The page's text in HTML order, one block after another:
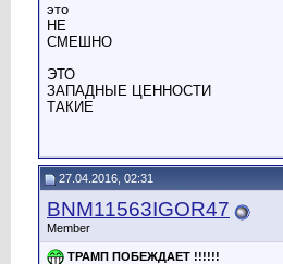
это
НЕ
СМЕШНО
ЭТО
ЗАПАДНЫЕ ЦЕННОСТИ
ТАКИЕ
27.04.2016, 02:31
BNM11563IGOR47
Member
ТРАМП ПОБЕЖДАЕТ !!!!!!